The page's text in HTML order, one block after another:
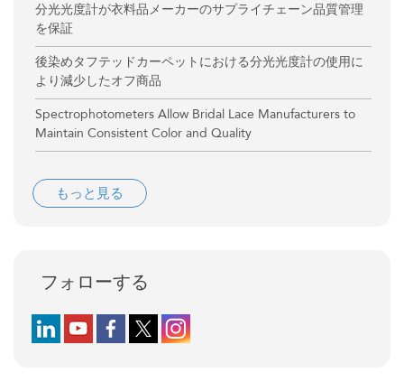
分光光度計が衣料品メーカーのサプライチェーン品質管理
を保証
後染めタフテッドカーペットにおける分光光度計の使用に
より減少したオフ商品
Spectrophotometers Allow Bridal Lace Manufacturers to
Maintain Consistent Color and Quality
もっと見る
フォローする
Follow us on LinkedIn
Follow us on YouTube
Follow us on Facebook
Follow us on X (formerly Twitter)
Follow us on Instagram